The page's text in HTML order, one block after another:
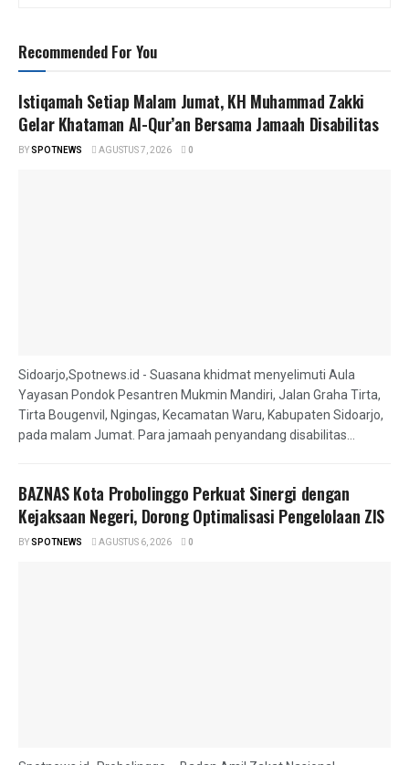
Recommended For You
Istiqamah Setiap Malam Jumat, KH Muhammad Zakki
Gelar Khataman Al-Qur’an Bersama Jamaah Disabilitas
BYSPOTNEWS AGUSTUS 7, 2026 0
Sidoarjo,Spotnews.id - Suasana khidmat menyelimuti Aula
Yayasan Pondok Pesantren Mukmin Mandiri, Jalan Graha Tirta,
Tirta Bougenvil, Ngingas, Kecamatan Waru, Kabupaten Sidoarjo,
pada malam Jumat. Para jamaah penyandang disabilitas...
BAZNAS Kota Probolinggo Perkuat Sinergi dengan
Kejaksaan Negeri, Dorong Optimalisasi Pengelolaan ZIS
BYSPOTNEWS AGUSTUS 6, 2026 0